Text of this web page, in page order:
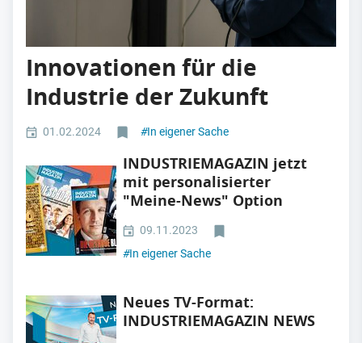
Innovationen für die
Industrie der Zukunft
01.02.2024 #In eigener Sache
INDUSTRIEMAGAZIN jetzt
mit personalisierter
"Meine-News" Option
09.11.2023
#In eigener Sache
Neues TV-Format:
INDUSTRIEMAGAZIN NEWS